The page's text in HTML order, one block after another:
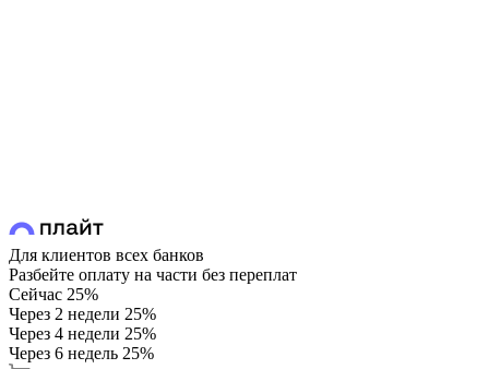
Для клиентов всех банков
Разбейте оплату на части без переплат
Сейчас 25%
Через 2 недели 25%
Через 4 недели 25%
Через 6 недель 25%